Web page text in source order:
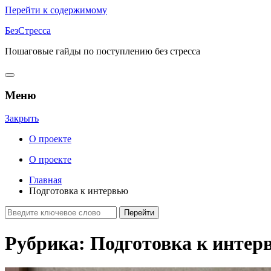
Перейти к содержимому
БезСтресса
Пошаговые гайды по поступлению без стресса
Меню
Закрыть
О проекте
О проекте
Главная
Подготовка к интервью
Рубрика: Подготовка к